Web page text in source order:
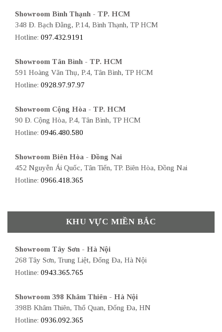
Showroom Bình Thạnh - TP. HCM
348 Đ. Bạch Đằng, P.14, Bình Thạnh, TP HCM
Hotline: 097.432.9191
Showroom Tân Bình - TP. HCM
591 Hoàng Văn Thụ, P.4, Tân Bình, TP HCM
Hotline: 0928.97.97.97
Showroom Cộng Hòa - TP. HCM
90 Đ. Cộng Hòa, P.4, Tân Bình, TP HCM
Hotline: 0946.480.580
Showroom Biên Hòa - Đồng Nai
452 Nguyễn Ái Quốc, Tân Tiến, TP. Biên Hòa, Đồng Nai
Hotline: 0966.418.365
KHU VỰC MIỀN BẮC
Showroom Tây Sơn - Hà Nội
268 Tây Sơn, Trung Liệt, Đống Đa, Hà Nội
Hotline: 0943.365.765
Showroom 398 Khâm Thiên - Hà Nội
398B Khâm Thiên, Thổ Quan, Đống Đa, HN
Hotline: 0936.092.365